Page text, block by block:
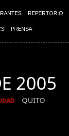
REPERTORIO
PRENSA
2005
QUITO